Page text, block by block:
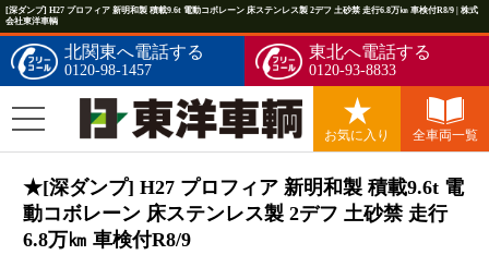
[深ダンプ] H27 プロフィア 新明和製 積載9.6t 電動コボレーン 床ステンレス製 2デフ 土砂禁 走行6.8万㎞ 車検付R8/9 | 株式
会社東洋車輌
北関東へ電話する
0120-98-1457
東北へ電話する
0120-93-8833
お気に入り 全車両一覧
★[深ダンプ] H27 プロフィア 新明和製 積載9.6t 電
動コボレーン 床ステンレス製 2デフ 土砂禁 走行
6.8万㎞ 車検付R8/9